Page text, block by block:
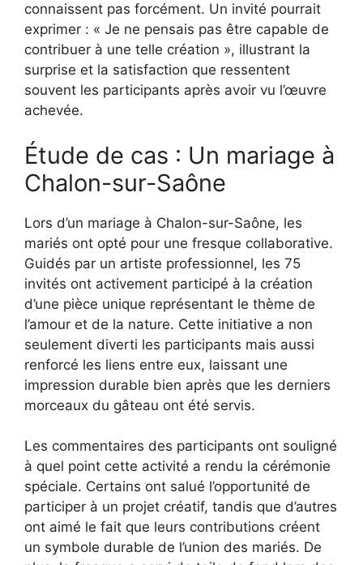
connaissent pas forcément. Un invité pourrait
exprimer : « Je ne pensais pas être capable de
contribuer à une telle création », illustrant la
surprise et la satisfaction que ressentent
souvent les participants après avoir vu l’œuvre
achevée.
Étude de cas : Un mariage à
Chalon-sur-Saône
Lors d’un mariage à Chalon-sur-Saône, les
mariés ont opté pour une fresque collaborative.
Guidés par un artiste professionnel, les 75
invités ont activement participé à la création
d’une pièce unique représentant le thème de
l’amour et de la nature. Cette initiative a non
seulement diverti les participants mais aussi
renforcé les liens entre eux, laissant une
impression durable bien après que les derniers
morceaux du gâteau ont été servis.
Les commentaires des participants ont souligné
à quel point cette activité a rendu la cérémonie
spéciale. Certains ont salué l’opportunité de
participer à un projet créatif, tandis que d’autres
ont aimé le fait que leurs contributions créent
un symbole durable de l’union des mariés. De